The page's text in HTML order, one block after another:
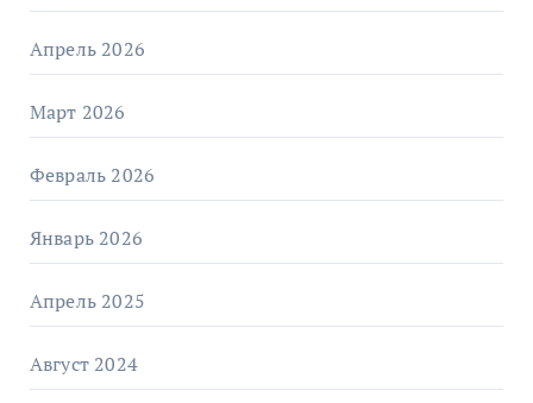
Апрель 2026
Март 2026
Февраль 2026
Январь 2026
Апрель 2025
Август 2024